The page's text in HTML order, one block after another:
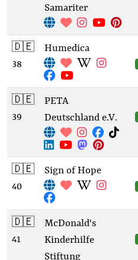
Samariter
🇩🇪
38
Humedica
🇩🇪
39
PETA
Deutschland e.V.
🇩🇪
40
Sign of Hope
🇩🇪
41
McDonald's
Kinderhilfe
Stiftung